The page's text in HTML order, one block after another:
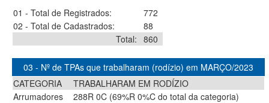
01 - Total de Registrados:
772
02 - Total de Cadastrados:
88
Total: 860
03 - Nº de TPAs que trabalharam (rodízio) em MARÇO/2023
CATEGORIA
TRABALHARAM EM RODÍZIO
Arrumadores
288R 0C (69%R 0%C do total da categoria)